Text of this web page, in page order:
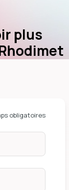
plus
obligatoires